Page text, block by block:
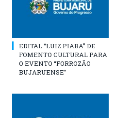
EDITAL “LUIZ PIABA” DE
FOMENTO CULTURAL PARA
O EVENTO “FORROZÃO
BUJARUENSE”